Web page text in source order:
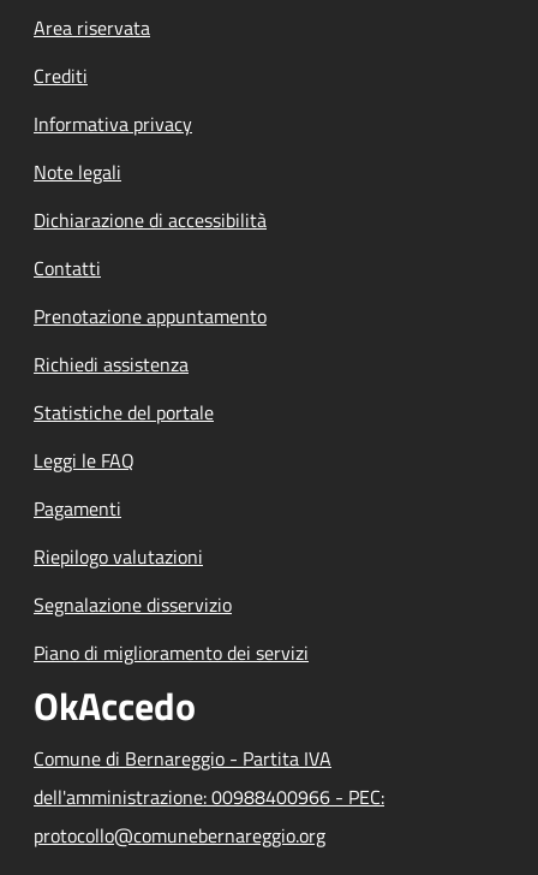
Footer menu
Area riservata
Crediti
Informativa privacy
Note legali
Dichiarazione di accessibilità
Contatti
Prenotazione appuntamento
Richiedi assistenza
Statistiche del portale
Leggi le FAQ
Pagamenti
Riepilogo valutazioni
Segnalazione disservizio
Piano di miglioramento dei servizi
OkAccedo
Comune di Bernareggio - Partita IVA
dell'amministrazione: 00988400966 - PEC:
protocollo@comunebernareggio.org